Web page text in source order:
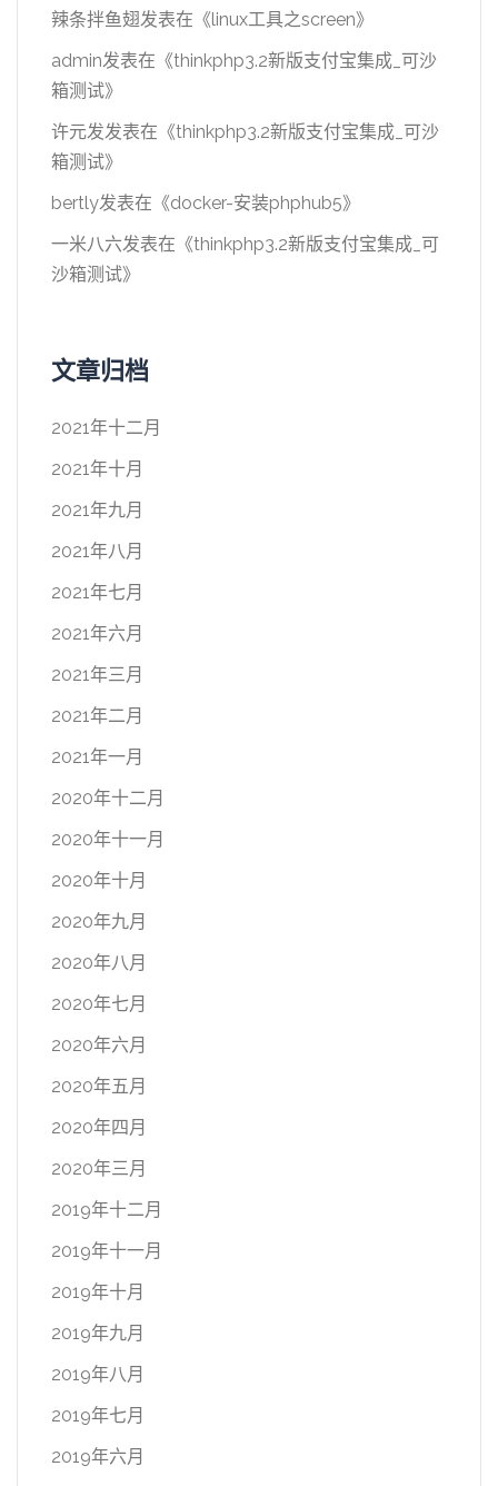
辣条拌鱼翅发表在《linux工具之screen》
admin发表在《thinkphp3.2新版支付宝集成_可沙
箱测试》
许元发发表在《thinkphp3.2新版支付宝集成_可沙
箱测试》
bertly发表在《docker-安装phphub5》
一米八六发表在《thinkphp3.2新版支付宝集成_可
沙箱测试》
文章归档
2021年十二月
2021年十月
2021年九月
2021年八月
2021年七月
2021年六月
2021年三月
2021年二月
2021年一月
2020年十二月
2020年十一月
2020年十月
2020年九月
2020年八月
2020年七月
2020年六月
2020年五月
2020年四月
2020年三月
2019年十二月
2019年十一月
2019年十月
2019年九月
2019年八月
2019年七月
2019年六月